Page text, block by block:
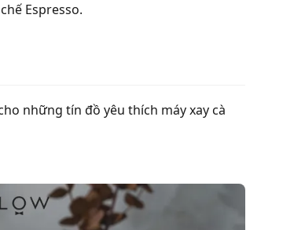
Espresso.
những tín đồ yêu thích máy xay cà